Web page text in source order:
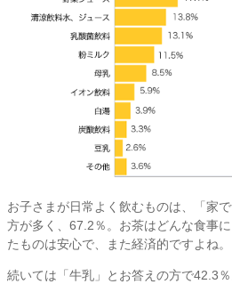
お子さまが日常よく飲むものは、「家
方が多く、67.2％。お茶はどんな食事
たものは安心で、また経済的ですよね。
続いては「牛乳」とお答えの方で42.3